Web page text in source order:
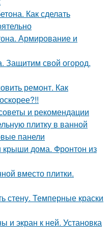
Как сделать
Армирование и
Защитим свой огород,
ремонт. Как
и рекомендации
плитку в ванной
панели
крыши дома. Фронтон из
вместо плитки.
стену. Темперные краски
и экран к ней. Установка